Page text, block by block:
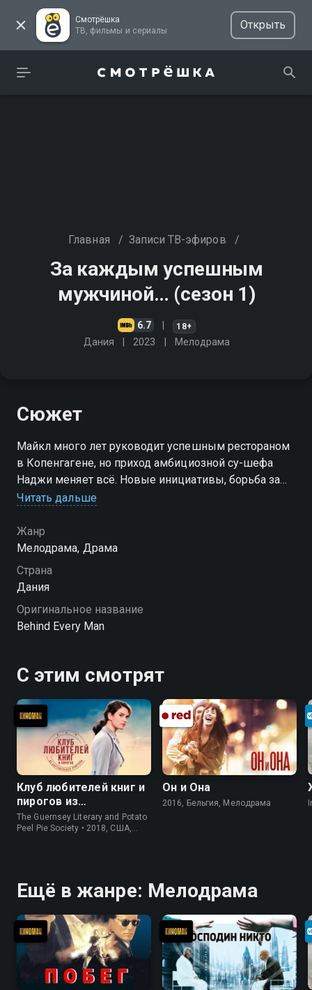
Смотрёшка
ТВ, фильмы и сериалы
Открыть
Главная / Записи ТВ-эфиров /
За каждым успешным
мужчиной… (сезон 1)
6.7 18+
Дания 2023 Мелодрама
Сюжет
Майкл много лет руководит успешным рестораном
в Копенгагене, но приход амбициозной су-шефа
Наджи меняет всё. Новые инициативы, борьба за
влияние и скрытые секреты угрожают устоявшейся
Посмотреть онлайн 1 сезон сериала За каждым
успешным мужчиной… вы можете совершенно
бесплатно в хорошем HD качестве на Смотрёшке
Читать дальше
Жанр
Мелодрама, Драма
Страна
Дания
Оригинальное название
Behind Every Man
С этим смотрят
Клуб любителей книг и
пирогов из
картофельных
очистков
The Guernsey Literary and Potato
Peel Pie Society • 2018, США,
Он и Она
2016, Бельгия, Мелодрама
Ещё в жанре: Мелодрама